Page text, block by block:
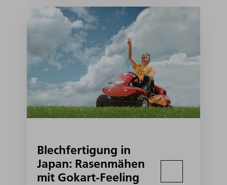
Blechfertigung in
Japan: Rasenmähen
mit Gokart-Feeling